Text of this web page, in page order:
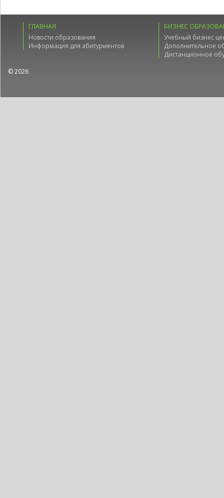
ГЛАВНАЯ
Новости образования
Информация для абитуриентов
БИЗНЕС
Учебный бизнес
Дополнительное
Дистанционное
© 2026